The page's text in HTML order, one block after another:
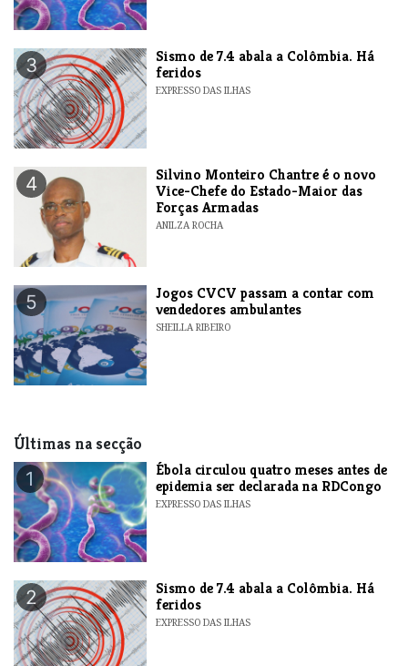
3
Sismo de 7.4 abala a Colômbia. Há
feridos
EXPRESSO DAS ILHAS
4
Silvino Monteiro Chantre é o novo
Vice-Chefe do Estado-Maior das
Forças Armadas
ANILZA ROCHA
5
Jogos CVCV passam a contar com
vendedores ambulantes
SHEILLA RIBEIRO
Últimas na secção
1
Ébola circulou quatro meses antes de
epidemia ser declarada na RDCongo
EXPRESSO DAS ILHAS
2
Sismo de 7.4 abala a Colômbia. Há
feridos
EXPRESSO DAS ILHAS